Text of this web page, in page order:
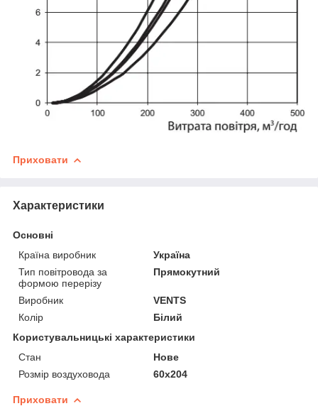
Приховати
Характеристики
Основні
Країна виробник
Україна
Тип повітровода за
формою перерізу
Прямокутний
Виробник
VENTS
Колір
Білий
Користувальницькі характеристики
Стан
Нове
Розмір воздуховода
60х204
Приховати